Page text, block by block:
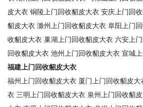
皮大衣 铜陵上门回收貂皮大衣 安庆上门回
貂皮大衣 滁州上门回收貂皮大衣 阜阳上门
收貂皮大衣 巢湖上门回收貂皮大衣 六安上
回收貂皮大衣 池州上门回收貂皮大衣 宣城
福建上门回收貂皮大衣
福州上门回收貂皮大衣 厦门上门回收貂皮大
衣 三明上门回收貂皮大衣 泉州上门回收貂